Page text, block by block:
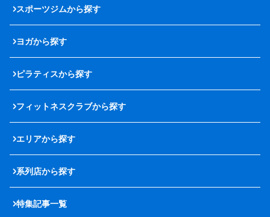
スポーツジムから探す
ヨガから探す
ピラティスから探す
フィットネスクラブから探す
エリアから探す
系列店から探す
特集記事一覧